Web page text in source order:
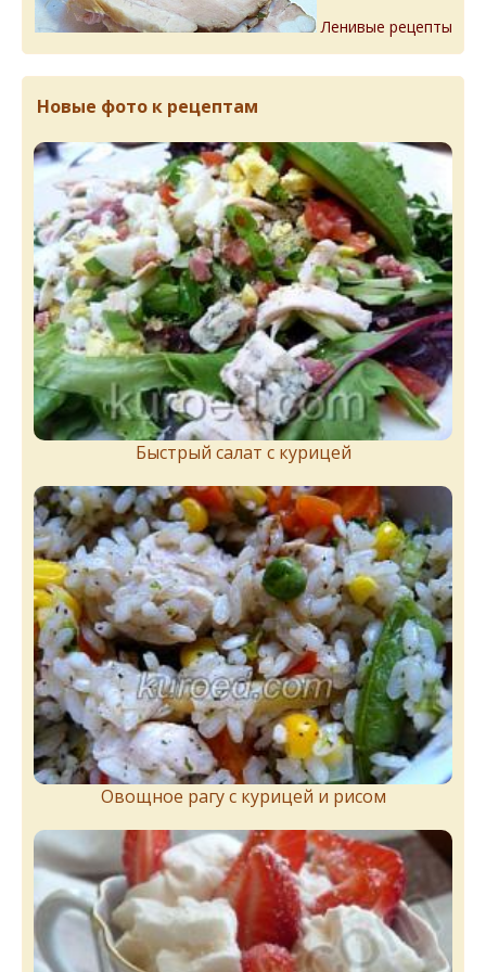
Ленивые рецепты
Новые фото к рецептам
Быстрый салат с курицей
Овощное рагу с курицей и рисом